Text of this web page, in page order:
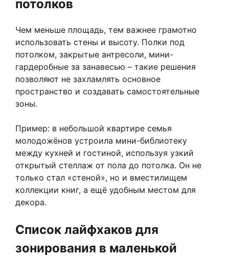
потолков
Чем меньше площадь, тем важнее грамотно
использовать стены и высоту. Полки под
потолком, закрытые антресоли, мини-
гардеробные за занавесью – такие решения
позволяют не захламлять основное
пространство и создавать самостоятельные
зоны.
Пример: в небольшой квартире семья
молодожёнов устроила мини-библиотеку
между кухней и гостиной, используя узкий
открытый стеллаж от пола до потолка. Он не
только стал «стеной», но и вместилищем
коллекции книг, а ещё удобным местом для
декора.
Список лайфхаков для
зонирования в маленькой